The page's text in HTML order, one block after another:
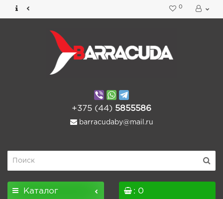
0
+375 (44) 5855586
barracudaby@mail.ru
Каталог : 0